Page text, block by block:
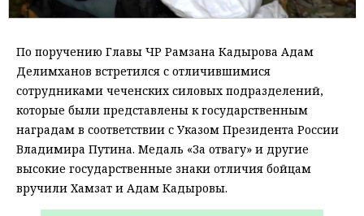
По поручению Главы ЧР Рамзана Кадырова Адам
Делимханов встретился с отличившимися
сотрудниками чеченских силовых подразделений,
которые были представлены к государственным
наградам в соответствии с Указом Президента России
Владимира Путина. Медаль «За отвагу» и другие
высокие государственные знаки отличия бойцам
вручили Хамзат и Адам Кадыровы.